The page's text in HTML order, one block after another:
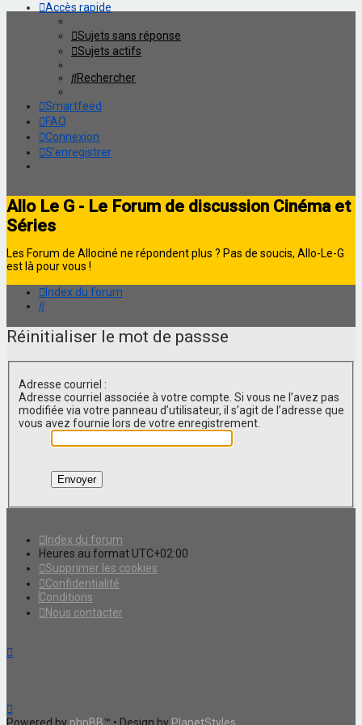
Accès rapide
Sujets sans réponse
Sujets actifs
Rechercher
Smartfeed
FAQ
Connexion
S’enregistrer
Allo Le G - Le Forum de discussion Cinéma et
Séries
Les Forum de Allociné ne répondent plus ? Pas de soucis, Allo-Le-G
est là pour vous !
Index du forum
Rechercher
Réinitialiser le mot de passse
Adresse courriel :
Adresse courriel associée à votre compte. Si vous ne l’avez pas
modifiée via votre panneau d’utilisateur, il s’agit de l’adresse que
vous avez fournie lors de votre enregistrement.
Index du forum
Heures au format UTC+02:00
Supprimer les cookies
Confidentialité
Conditions
Nous contacter